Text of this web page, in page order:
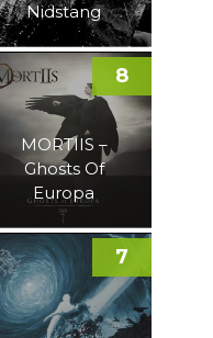
Nidstang
MORTIIS –
Ghosts Of
Europa
8
7